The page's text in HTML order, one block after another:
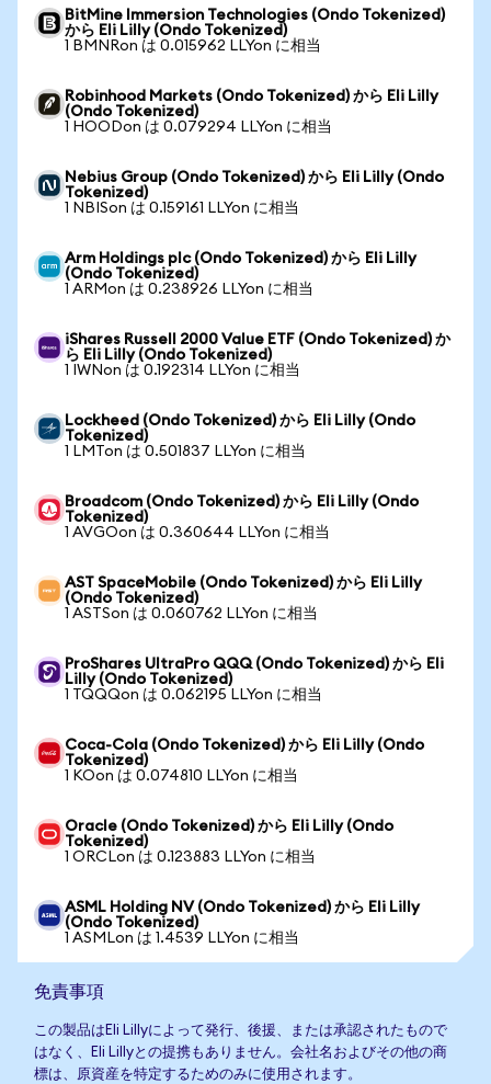
BitMine Immersion Technologies (Ondo Tokenized)
から Eli Lilly (Ondo Tokenized)
1 BMNRon は 0.015962 LLYon に相当
Robinhood Markets (Ondo Tokenized) から Eli Lilly
(Ondo Tokenized)
1 HOODon は 0.079294 LLYon に相当
Nebius Group (Ondo Tokenized) から Eli Lilly (Ondo
Tokenized)
1 NBISon は 0.159161 LLYon に相当
Arm Holdings plc (Ondo Tokenized) から Eli Lilly
(Ondo Tokenized)
1 ARMon は 0.238926 LLYon に相当
iShares Russell 2000 Value ETF (Ondo Tokenized) か
ら Eli Lilly (Ondo Tokenized)
1 IWNon は 0.192314 LLYon に相当
Lockheed (Ondo Tokenized) から Eli Lilly (Ondo
Tokenized)
1 LMTon は 0.501837 LLYon に相当
Broadcom (Ondo Tokenized) から Eli Lilly (Ondo
Tokenized)
1 AVGOon は 0.360644 LLYon に相当
AST SpaceMobile (Ondo Tokenized) から Eli Lilly
(Ondo Tokenized)
1 ASTSon は 0.060762 LLYon に相当
ProShares UltraPro QQQ (Ondo Tokenized) から Eli
Lilly (Ondo Tokenized)
1 TQQQon は 0.062195 LLYon に相当
Coca-Cola (Ondo Tokenized) から Eli Lilly (Ondo
Tokenized)
1 KOon は 0.074810 LLYon に相当
Oracle (Ondo Tokenized) から Eli Lilly (Ondo
Tokenized)
1 ORCLon は 0.123883 LLYon に相当
ASML Holding NV (Ondo Tokenized) から Eli Lilly
(Ondo Tokenized)
1 ASMLon は 1.4539 LLYon に相当
免責事項
この製品はEli Lillyによって発行、後援、または承認されたもので
はなく、Eli Lillyとの提携もありません。会社名およびその他の商
標は、原資産を特定するためのみに使用されます。